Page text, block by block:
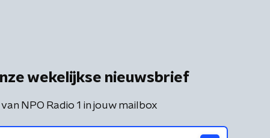
wekelijkse nieuwsbrief
NPO Radio 1 in jouw mailbox